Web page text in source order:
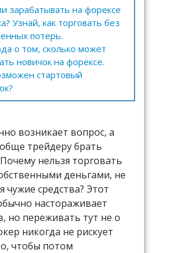
зарабатывать на форексе
Узнай, как торговать без
потерь.
о том, сколько может
новичок на форексе.
стартовый
возникает вопрос, а
трейдеру брать
нельзя торговать
деньгами, не
чужие средства? Этот
настораживает
но переживать тут не о
никогда не рискует
чтобы потом